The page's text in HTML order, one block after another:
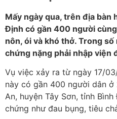
Mấy ngày qua, trên địa bàn
Định có gần 400 người
nôn, ói và khó thở. Trong
chứng nặng phải nhập viện
Vụ việc xảy ra từ ngày 17/
này có gần 400 người dân ở
An, huyện Tây Sơn, tỉnh
chứng như đau bụng, tiêu